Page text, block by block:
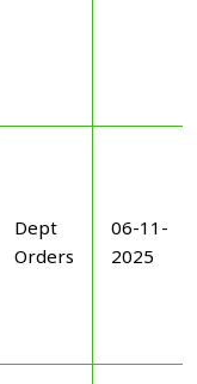
Dept
Orders
06-11-
2025